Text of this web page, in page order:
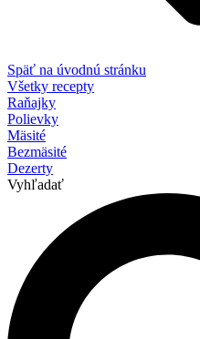
Späť na úvodnú stránku
Všetky recepty
Raňajky
Polievky
Mäsité
Bezmäsité
Dezerty
Vyhľadať